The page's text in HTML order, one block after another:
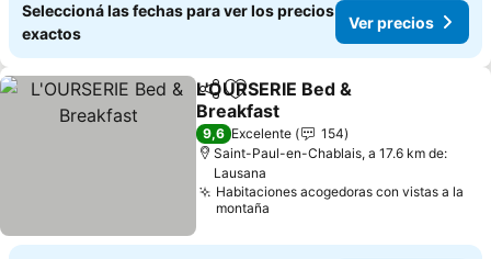
Seleccioná las fechas para ver los precios
exactos
Ver precios
CompartirAñadir a favoritos
L'OURSERIE Bed &
Breakfast
9,6 Excelente
154
Saint-Paul-en-Chablais, a 17.6 km de:
Lausana
Habitaciones acogedoras con vistas a la
montaña